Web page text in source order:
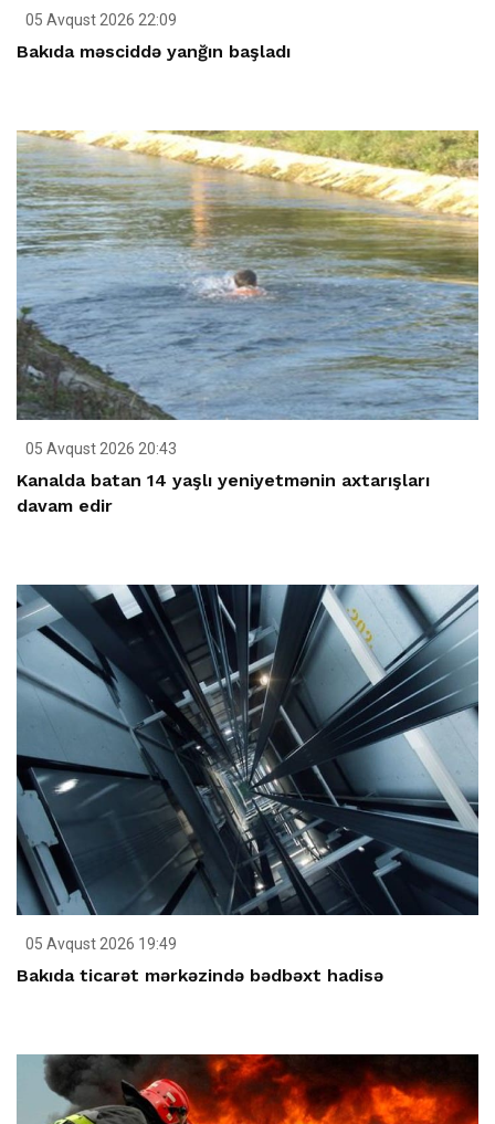
05 Avqust 2026 22:09
Bakıda məsciddə yanğın başladı
05 Avqust 2026 20:43
Kanalda batan 14 yaşlı yeniyetmənin axtarışları
davam edir
05 Avqust 2026 19:49
Bakıda ticarət mərkəzində bədbəxt hadisə